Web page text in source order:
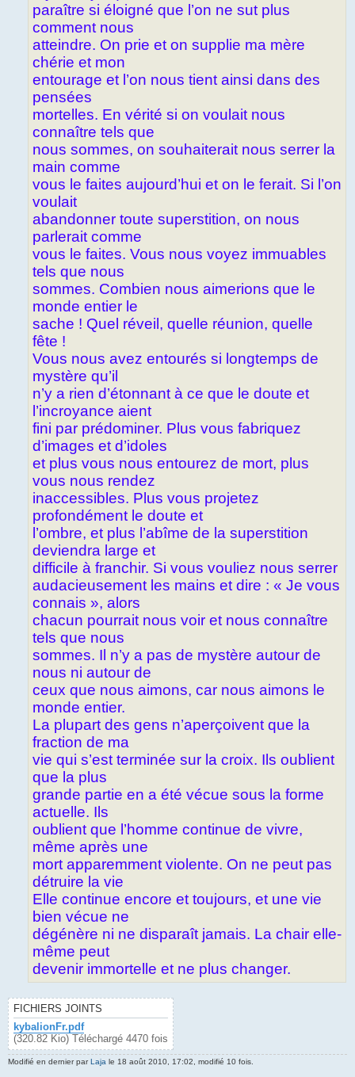
paraître si éloigné que l’on ne sut plus
comment nous
atteindre. On prie et on supplie ma mère
chérie et mon
entourage et l’on nous tient ainsi dans des
pensées
mortelles. En vérité si on voulait nous
connaître tels que
nous sommes, on souhaiterait nous serrer la
main comme
vous le faites aujourd’hui et on le ferait. Si l’on
voulait
abandonner toute superstition, on nous
parlerait comme
vous le faites. Vous nous voyez immuables
tels que nous
sommes. Combien nous aimerions que le
monde entier le
sache ! Quel réveil, quelle réunion, quelle
fête !
Vous nous avez entourés si longtemps de
mystère qu’il
n’y a rien d’étonnant à ce que le doute et
l’incroyance aient
fini par prédominer. Plus vous fabriquez
d’images et d’idoles
et plus vous nous entourez de mort, plus
vous nous rendez
inaccessibles. Plus vous projetez
profondément le doute et
l’ombre, et plus l’abîme de la superstition
deviendra large et
difficile à franchir. Si vous vouliez nous serrer
audacieusement les mains et dire : « Je vous
connais », alors
chacun pourrait nous voir et nous connaître
tels que nous
sommes. Il n’y a pas de mystère autour de
nous ni autour de
ceux que nous aimons, car nous aimons le
monde entier.
La plupart des gens n’aperçoivent que la
fraction de ma
vie qui s’est terminée sur la croix. Ils oublient
que la plus
grande partie en a été vécue sous la forme
actuelle. Ils
oublient que l’homme continue de vivre,
même après une
mort apparemment violente. On ne peut pas
détruire la vie
Elle continue encore et toujours, et une vie
bien vécue ne
dégénère ni ne disparaît jamais. La chair elle-
même peut
devenir immortelle et ne plus changer.
FICHIERS JOINTS
kybalionFr.pdf
(320.82 Kio) Téléchargé 4470 fois
Modifié en dernier parLaja le 18 août 2010, 17:02, modifié 10 fois.